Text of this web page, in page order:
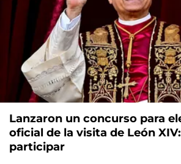
Lanzaron un concurso para
oficial de la visita de León
participar